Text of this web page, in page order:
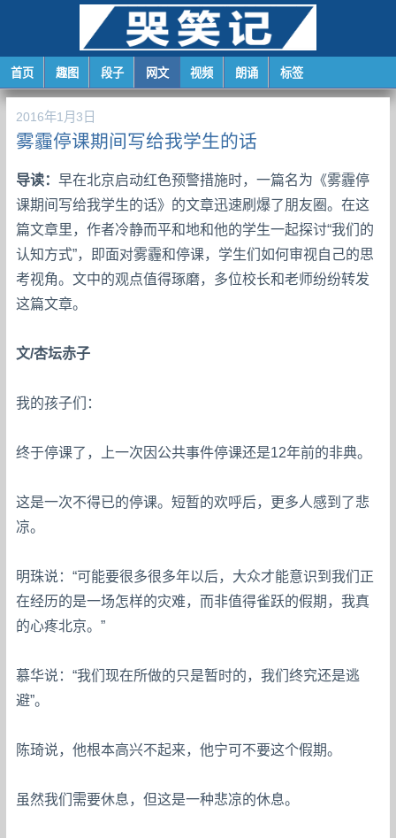
首页 趣图 段子 网文 视频 朗诵 标签
2016年1月3日
雾霾停课期间写给我学生的话
导读：早在北京启动红色预警措施时，一篇名为《雾霾停
课期间写给我学生的话》的文章迅速刷爆了朋友圈。在这
篇文章里，作者冷静而平和地和他的学生一起探讨“我们的
认知方式”，即面对雾霾和停课，学生们如何审视自己的思
考视角。文中的观点值得琢磨，多位校长和老师纷纷转发
这篇文章。
文/杏坛赤子
我的孩子们：
终于停课了，上一次因公共事件停课还是12年前的非典。
这是一次不得已的停课。短暂的欢呼后，更多人感到了悲
凉。
明珠说：“可能要很多很多年以后，大众才能意识到我们正
在经历的是一场怎样的灾难，而非值得雀跃的假期，我真
的心疼北京。”
慕华说：“我们现在所做的只是暂时的，我们终究还是逃
避”。
陈琦说，他根本高兴不起来，他宁可不要这个假期。
虽然我们需要休息，但这是一种悲凉的休息。